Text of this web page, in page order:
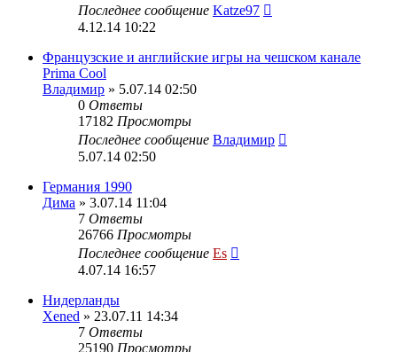
Последнее сообщение Katze97
4.12.14 10:22
Французские и английские игры на чешском канале
Prima Cool
Владимир » 5.07.14 02:50
0 Ответы
17182 Просмотры
Последнее сообщение Владимир
5.07.14 02:50
Германия 1990
Дима » 3.07.14 11:04
7 Ответы
26766 Просмотры
Последнее сообщение Es
4.07.14 16:57
Нидерланды
Xened » 23.07.11 14:34
7 Ответы
25190 Просмотры